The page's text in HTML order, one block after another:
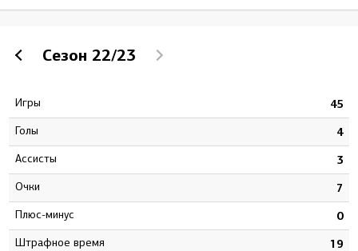
Сезон 22/23
Игры 45
Голы 4
Ассисты 3
Очки 7
Плюс-минус 0
штрафное время 19